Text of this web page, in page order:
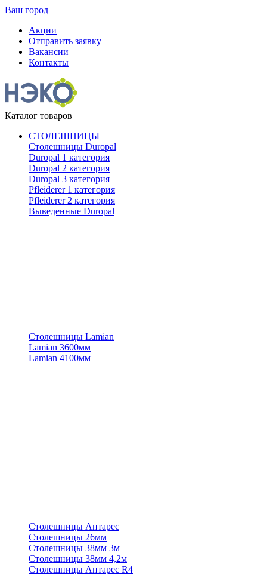
Ваш город
Акции
Отправить заявку
Вакансии
Контакты
Каталог товаров
СТОЛЕШНИЦЫ
Столешницы Duropal
Duropal 1 категория
Duropal 2 категория
Duropal 3 категория
Pfleiderer 1 категория
Pfleiderer 2 категория
Выведенные Duropal
Столешницы Lamian
Lamian 3600мм
Lamian 4100мм
Столешницы Антарес
Столешницы 26мм
Столешницы 38мм 3м
Столешницы 38мм 4,2м
Столешницы Антарес R4